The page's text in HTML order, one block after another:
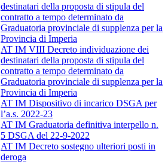
destinatari della proposta di stipula del
contratto a tempo determinato da
Graduatoria provinciale di supplenza per la
Provincia di Imperia
AT IM VIII Decreto individuazione dei
destinatari della proposta di stipula del
contratto a tempo determinato da
Graduatoria provinciale di supplenza per la
Provincia di Imperia
AT IM Dispositivo di incarico DSGA per
l’a.s. 2022-23
AT IM Graduatoria definitiva interpello n.
5 DSGA del 22-9-2022
AT IM Decreto sostegno ulteriori posti in
deroga